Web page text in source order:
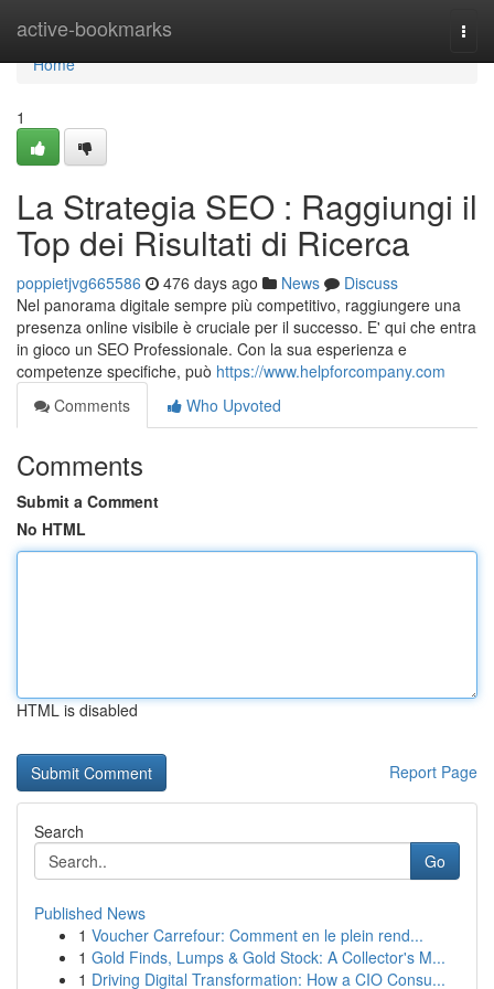
active-bookmarks
Home
Home
1
La Strategia SEO : Raggiungi il
Top dei Risultati di Ricerca
poppietjvg665586 476 days ago News
Discuss
Nel panorama digitale sempre più competitivo, raggiungere una
presenza online visibile è cruciale per il successo. E' qui che entra
in gioco un SEO Professionale. Con la sua esperienza e
competenze specifiche, può https://www.helpforcompany.com
Comments
Who Upvoted
Comments
Submit a Comment
No HTML
HTML is disabled
Report Page
Search
Go
Published News
1 Voucher Carrefour: Comment en le plein rend...
1 Gold Finds, Lumps & Gold Stock: A Collector's M...
1 Driving Digital Transformation: How a CIO Consu...